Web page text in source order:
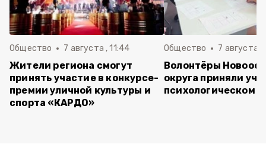
Общество 7 августа , 11:44
Жители региона смогут
принять участие в конкурсе-
премии уличной культуры и
спорта «КАРДО»
Общество 7 августа ,
Волонтёры
округа приняли
психологическом